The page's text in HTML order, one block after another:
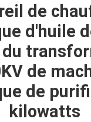
de
d'huile
de
de
kilowatts